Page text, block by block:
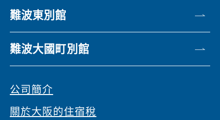
難波東別館
難波大國町別館
公司簡介
關於大阪的住宿稅